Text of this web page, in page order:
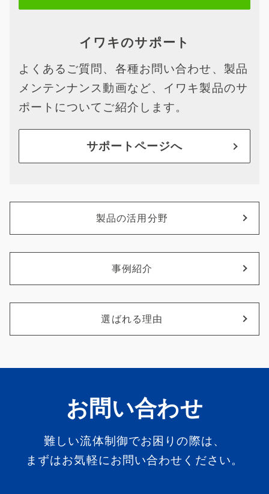
イワキのサポート
よくあるご質問、各種お問い合わせ、製品
メンテンナンス動画など、イワキ製品のサ
ポートについてご紹介します。
サポートページへ
製品の活用分野
事例紹介
選ばれる理由
お問い合わせ
難しい流体制御でお困りの際は、
まずはお気軽にお問い合わせください。